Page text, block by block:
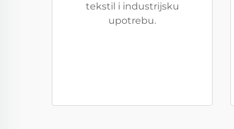
tekstil i industrijsku
upotrebu.